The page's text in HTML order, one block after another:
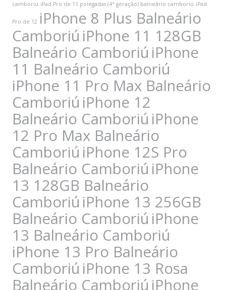
camboriú iPad Pro de 11 polegadas (4ª geração) balneário camboriú iPad
Pro de 12 iPhone 8 Plus Balneário
Camboriú iPhone 11 128GB
Balneário Camboriú iPhone
11 Balneário Camboriú
iPhone 11 Pro Max Balneário
Camboriú iPhone 12
Balneário Camboriú iPhone
12 Pro Max Balneário
Camboriú iPhone 12S Pro
Balneário Camboriú iPhone
13 128GB Balneário
Camboriú iPhone 13 256GB
Balneário Camboriú iPhone
13 Balneário Camboriú
iPhone 13 Pro Balneário
Camboriú iPhone 13 Rosa
Balneário Camboriú iPhone